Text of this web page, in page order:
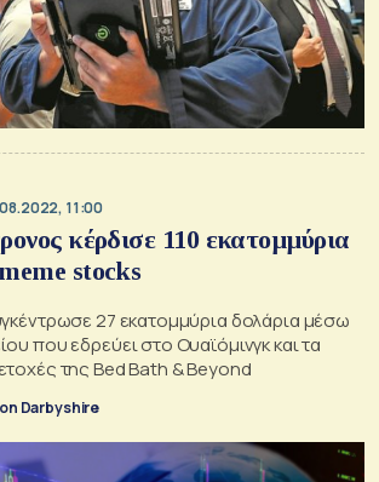
11:00
κέρδισε 110 εκατομμύρια
stocks
27 εκατομμύρια δολάρια μέσω
που εδρεύει στο Ουαϊόμινγκ και τα
της Bed Bath & Beyond
Darbyshire